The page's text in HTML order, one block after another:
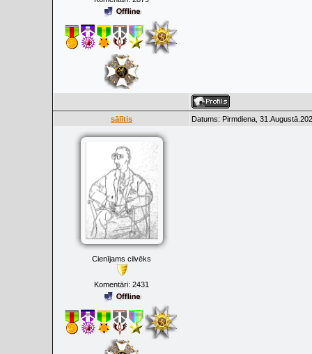
sālītis Datums: Pirmdiena,
Cienījams cilvēks
Komentāri: 2431